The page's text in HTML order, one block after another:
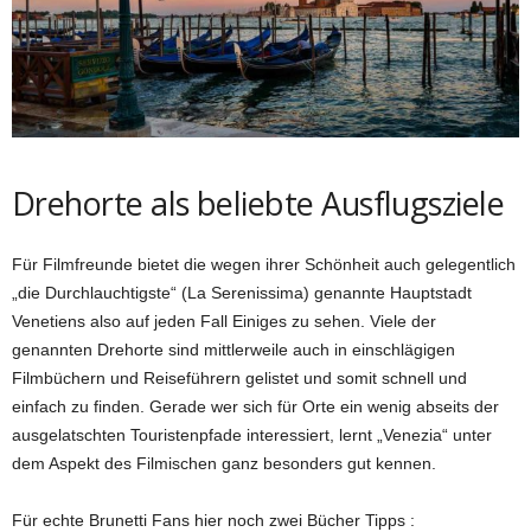
Drehorte als beliebte Ausflugsziele
Für Filmfreunde bietet die wegen ihrer Schönheit auch gelegentlich
„die Durchlauchtigste“ (La Serenissima) genannte Hauptstadt
Venetiens also auf jeden Fall Einiges zu sehen. Viele der
genannten Drehorte sind mittlerweile auch in einschlägigen
Filmbüchern und Reiseführern gelistet und somit schnell und
einfach zu finden. Gerade wer sich für Orte ein wenig abseits der
ausgelatschten Touristenpfade interessiert, lernt „Venezia“ unter
dem Aspekt des Filmischen ganz besonders gut kennen.
Für echte Brunetti Fans hier noch zwei Bücher Tipps :